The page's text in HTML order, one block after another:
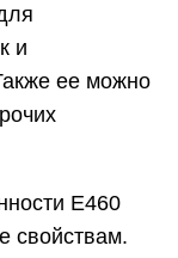
и
ее можно
Е460
свойствам.